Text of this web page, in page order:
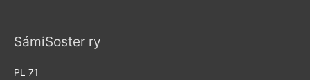
h
SámiSoster ry
PL 71